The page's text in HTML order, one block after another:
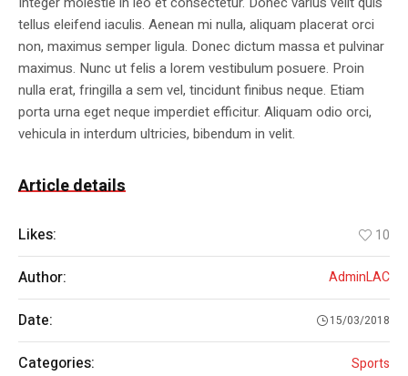
tellus eleifend iaculis. Aenean mi nulla, aliquam placerat orci
non, maximus semper ligula. Donec dictum massa et pulvinar
maximus. Nunc ut felis a lorem vestibulum posuere. Proin
nulla erat, fringilla a sem vel, tincidunt finibus neque. Etiam
porta urna eget neque imperdiet efficitur. Aliquam odio orci,
vehicula in interdum ultricies, bibendum in velit.
Article details
Likes: 10
Author: AdminLAC
Date: 15/03/2018
Categories: Sports